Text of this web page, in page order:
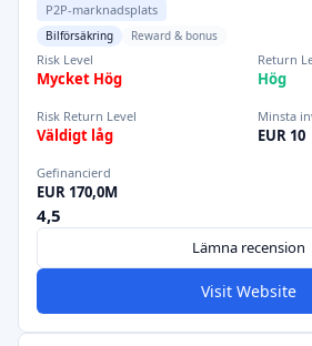
P2P-marknadsplats
Bilförsäkring Reward & bonus
Risk Level
Mycket Hög
Return
Hög
Risk Return Level
Väldigt låg
Minsta
EUR 10
Gefinancierd
EUR 170,0M
4,5
Lämna recension
Visit Website